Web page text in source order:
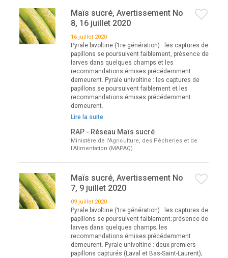
Maïs sucré, Avertissement No
8, 16 juillet 2020
16 juillet 2020
Pyrale bivoltine (1re génération) : les captures de
papillons se poursuivent faiblement, présence de
larves dans quelques champs et les
recommandations émises précédemment
demeurent. Pyrale univoltine : les captures de
papillons se poursuivent faiblement et les
recommandations émises précédemment
demeurent.
Lire la suite
RAP - Réseau Maïs sucré
Ministère de l'Agriculture, des Pêcheries et de
l'Alimentation (MAPAQ)
Maïs sucré, Avertissement No
7, 9 juillet 2020
09 juillet 2020
Pyrale bivoltine (1re génération) : les captures de
papillons se poursuivent faiblement; présence de
larves dans quelques champs; les
recommandations émises précédemment
demeurent. Pyrale univoltine : deux premiers
papillons capturés (Laval et Bas-Saint-Laurent);